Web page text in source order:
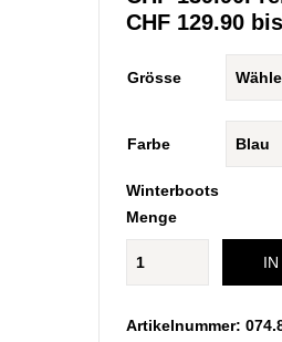
CHF 129.90
Grösse
Farbe
Winterboots
Menge
Artikelnummer: